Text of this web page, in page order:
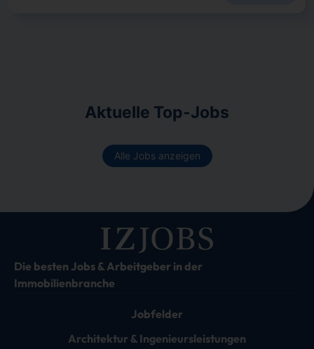
Aktuelle Top-Jobs
Alle Jobs anzeigen
Die besten Jobs & Arbeitgeber in der
Immobilienbranche
Jobfelder
Architektur & Ingenieursleistungen